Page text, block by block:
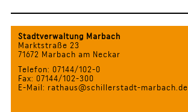
Stadtverwaltung Marbach
Marktstraße 23
71672 Marbach am Neckar
Telefon: 07144/102-0
Fax: 07144/102-300
E-Mail: rathaus@schillerstadt-marbach.de